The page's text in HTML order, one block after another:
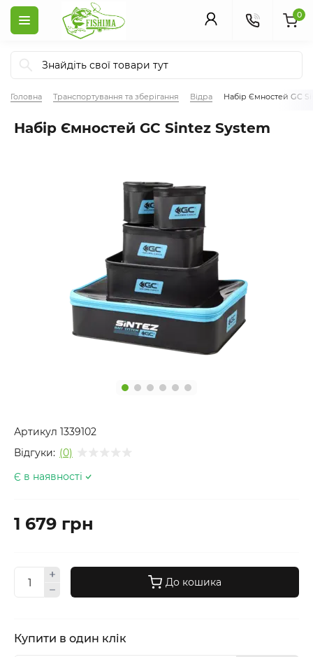
0
Головна Транспортування та зберігання Відра Набір Ємностей GC
Набір Ємностей GC Sintez System
Артикул 1339102
Відгуки: (0)
Є в наявності
1 679 грн
До кошика
Купити в один клік